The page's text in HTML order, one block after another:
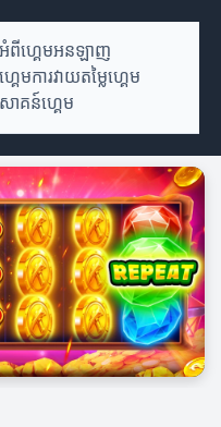
ពីហ្គេមអនឡាញ
េមការវាយតម្លៃហ្គេម
គន៍ហ្គេម